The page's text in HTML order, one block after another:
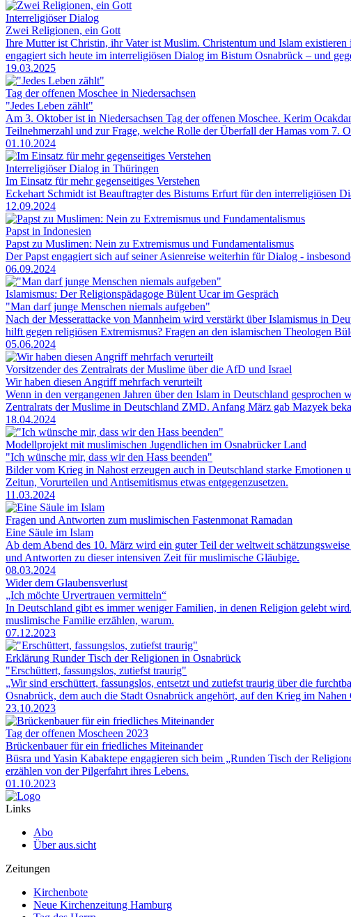
Interreligiöser Dialog
Zwei Religionen, ein Gott
Ihre Mutter ist Christin, ihr Vater ist Muslim. Christentum und Islam
engagiert sich heute im interreligiösen Dialog im Bistum Osnabrück – und
19.03.2025
Tag der offenen Moschee in Niedersachsen
"Jedes Leben zählt"
Am 3. Oktober ist in Niedersachsen Tag der offenen Moschee. Kerim
Teilnehmerzahl und zur Frage, welche Rolle der Überfall der Hamas vom 7.
01.10.2024
Interreligiöser Dialog in Thüringen
Im Einsatz für mehr gegenseitiges Verstehen
Eckehart Schmidt ist Beauftragter des Bistums Erfurt für den interreligiösen
12.09.2024
Papst in Indonesien
Papst zu Muslimen: Nein zu Extremismus und Fundamentalismus
Der Papst engagiert sich auf seiner Asienreise weiterhin für Dialog -
06.09.2024
Islamismus: Der Religionspädagoge Bülent Ucar im Gespräch
"Man darf junge Menschen niemals aufgeben"
Nach der Messerattacke von Mannheim wird verstärkt über Islamismus in
hilft gegen religiösen Extremismus? Fragen an den islamischen Theologen
05.06.2024
Vorsitzender des Zentralrats der Muslime über die AfD und Israel
Wir haben diesen Angriff mehrfach verurteilt
Wenn in den vergangenen Jahren über den Islam in Deutschland
Zentralrats der Muslime in Deutschland ZMD. Anfang März gab Mazyek
18.04.2024
Modellprojekt mit muslimischen Jugendlichen im Osnabrücker Land
"Ich wünsche mir, dass wir den Hass beenden"
Bilder vom Krieg in Nahost erzeugen auch in Deutschland starke Emotionen
Zeitun, Vorurteilen und Antisemitismus etwas entgegenzusetzen.
11.03.2024
Fragen und Antworten zum muslimischen Fastenmonat Ramadan
Eine Säule im Islam
Ab dem Abend des 10. März wird ein guter Teil der weltweit
und Antworten zu dieser intensiven Zeit für muslimische Gläubige.
08.03.2024
Wider dem Glaubensverlust
„Ich möchte Urvertrauen vermitteln“
In Deutschland gibt es immer weniger Familien, in denen Religion gelebt
muslimische Familie erzählen, warum.
07.12.2023
Erklärung Runder Tisch der Religionen in Osnabrück
"Erschüttert, fassungslos, zutiefst traurig"
„Wir sind erschüttert, fassungslos, entsetzt und zutiefst traurig über die
Osnabrück, dem auch die Stadt Osnabrück angehört, auf den Krieg im Nahen
23.10.2023
Tag der offenen Moscheen 2023
Brückenbauer für ein friedliches Miteinander
Büsra und Yasin Kabaktepe engagieren sich beim „Runden Tisch der
erzählen von der Pilgerfahrt ihres Lebens.
01.10.2023
Links
Abo
Über aus.sicht
Zeitungen
Kirchenbote
Neue Kirchenzeitung Hamburg